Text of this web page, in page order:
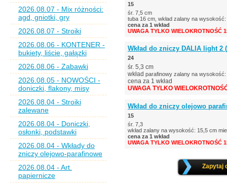
2026.08.07 - Mix różności:
agd, gniotki, gry
2026.08.07 - Stroiki
2026.08.06 - KONTENER -
bukiety, liście, gałązki
2026.08.06 - Zabawki
2026.08.05 - NOWOŚCI -
doniczki, flakony, misy
2026.08.04 - Stroiki
zalewane
2026.08.04 - Doniczki,
osłonki, podstawki
2026.08.04 - Wkłady do
zniczy olejowo-parafinowe
2026.08.04 - Art.
papiernicze
15
śr. 7,5 cm
tuba 16 cm, wkład zalany na
cena za 1 wkład
UWAGA TYLKO WIELOKROTNOŚĆ
Wkład do zniczy DALIA light 2
24
śr. 5,3 cm
wkład parafinowy zalany na
cena za 1 wkład
UWAGA TYLKO
Wkład do zniczy olejowo
15
śr. 7,3
wkład zalany na wysokość: 15,5 cm
cena za 1 wkład
UWAGA TYLKO WIELOKROTNOŚĆ
Zapytaj